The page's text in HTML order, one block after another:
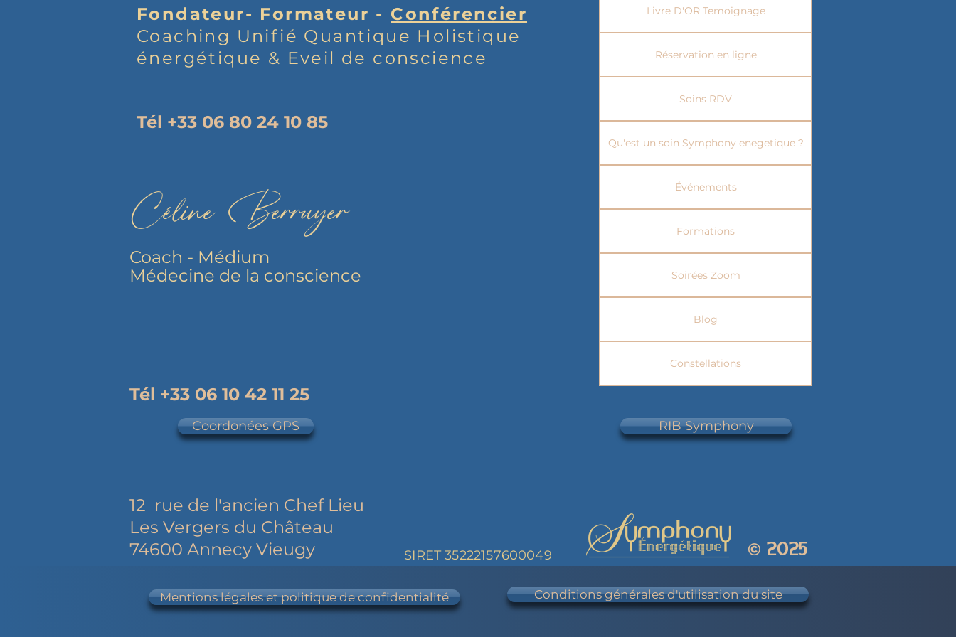
Fondateur- Formateur - Conférencier
Coaching Unifié Quantique Holistique
énergétique & Eveil de conscience
Tél +33 06 80 24 10 85
Céline Berruyer
Coach - Médium
Médecine de la conscience
Tél +33 06 10 42 11 25
Coordonées GPS
Livre D'OR Temoignage
Réservation en ligne
Soins RDV
Qu'est un soin Symphony enegetique ?
Événements
Formations
Soirées Zoom
Blog
Constellations
RIB Symphony
12 rue de l'ancien Chef Lieu
Les Vergers du Château
74600 Annecy Vieugy
SIRET 35222157600049 © 2025
Mentions légales et politique de confidentialité Conditions générales d'utilisation du site